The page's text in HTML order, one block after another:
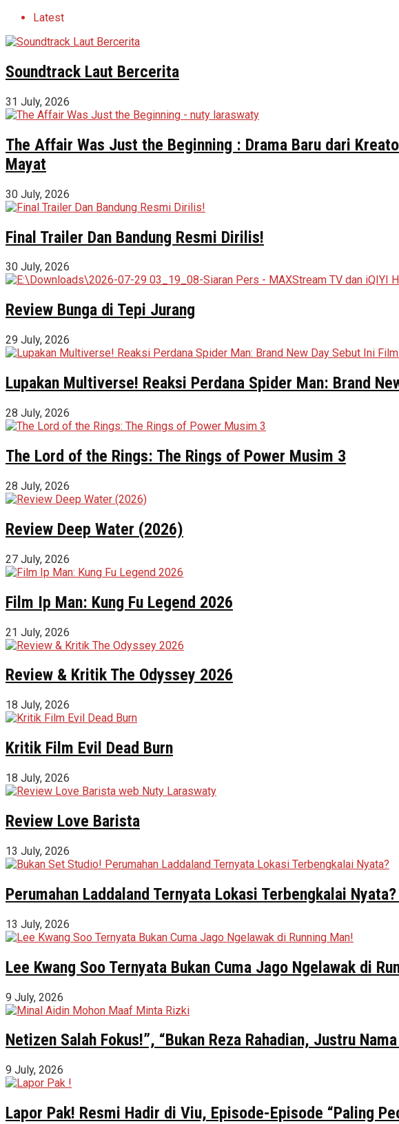
Latest
Soundtrack Laut Bercerita
31 July, 2026
The Affair Was Just the Beginning : Drama Baru dari
Mayat
30 July, 2026
Final Trailer Dan Bandung Resmi Dirilis!
30 July, 2026
Review Bunga di Tepi Jurang
29 July, 2026
Lupakan Multiverse! Reaksi Perdana Spider Man: Brand
28 July, 2026
The Lord of the Rings: The Rings of Power Musim 3
28 July, 2026
Review Deep Water (2026)
27 July, 2026
Film Ip Man: Kung Fu Legend 2026
21 July, 2026
Review & Kritik The Odyssey 2026
18 July, 2026
Kritik Film Evil Dead Burn
18 July, 2026
Review Love Barista
13 July, 2026
Perumahan Laddaland Ternyata Lokasi Terbengkalai
13 July, 2026
Lee Kwang Soo Ternyata Bukan Cuma Jago Ngelawak di
9 July, 2026
Netizen Salah Fokus!”, “Bukan Reza Rahadian, Justru
9 July, 2026
Lapor Pak! Resmi Hadir di Viu, Episode-Episode “Paling